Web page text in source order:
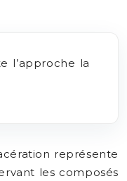
l’approche la
représente
les composés